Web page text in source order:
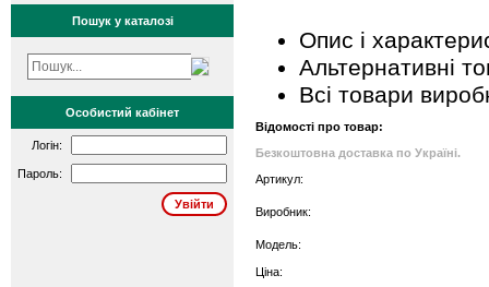
Пошук у каталозі
Особистий кабінет
Логін:
Пароль:
Опис і
Альтернативні
Всі товари
Відомості про товар:
Безкоштовна доставка по Україні.
Артикул:
Виробник:
Модель:
Ціна: